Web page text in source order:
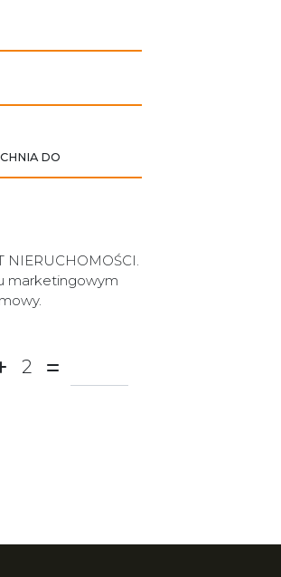
DO
marketingowym
2